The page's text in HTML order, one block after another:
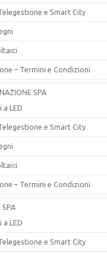
e Smart City
– Termini e Condizioni
SPA
a LED
e Smart City
– Termini e Condizioni
a LED
e Smart City